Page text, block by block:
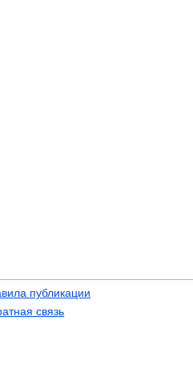
публикации
связь